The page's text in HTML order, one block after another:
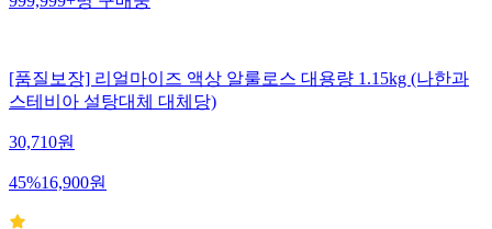
[품질보장] 리얼마이즈 액상 알룰로스 대용량 1.15kg (나한과
스테비아 설탕대체 대체당)
30,710원
45%16,900원